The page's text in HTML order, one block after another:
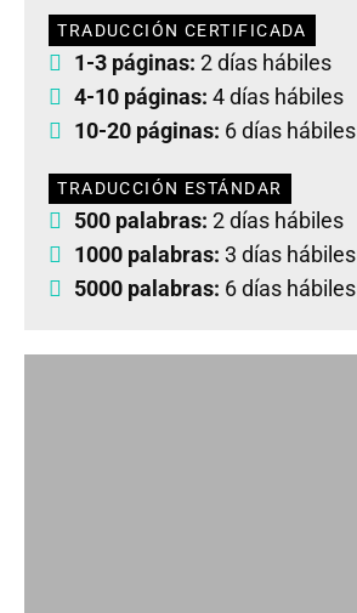
TRADUCCIÓN CERTIFICADA
1-3 páginas: 2 días hábiles
4-10 páginas: 4 días hábiles
10-20 páginas: 6 días hábiles
TRADUCCIÓN ESTÁNDAR
500 palabras: 2 días hábiles
1000 palabras: 3 días hábiles
5000 palabras: 6 días hábiles